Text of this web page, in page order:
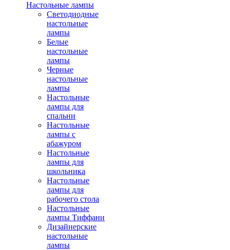
Настольные лампы
Светодиодные
настольные
лампы
Белые
настольные
лампы
Черные
настольные
лампы
Настольные
лампы для
спальни
Настольные
лампы с
абажуром
Настольные
лампы для
школьника
Настольные
лампы для
рабочего стола
Настольные
лампы Тиффани
Дизайнерские
настольные
лампы